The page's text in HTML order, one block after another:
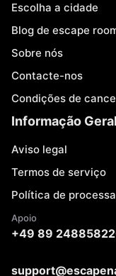
Escolha a cidade
Blog de escape
Sobre nós
Contacte-nos
Condições de
Informação Geral
Aviso legal
Termos de serviço
Política de
Apoio
+49 89